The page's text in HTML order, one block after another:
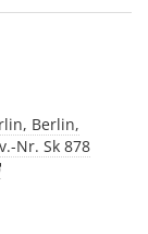
Berlin,
Nr. Sk 878